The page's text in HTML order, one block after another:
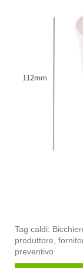
Tag caldi:
produttore,
preventivo